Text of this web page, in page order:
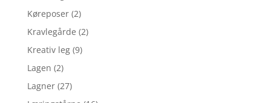
Køreposer (2)
Kravlegårde (2)
Kreativ leg (9)
Lagen (2)
Lagner (27)